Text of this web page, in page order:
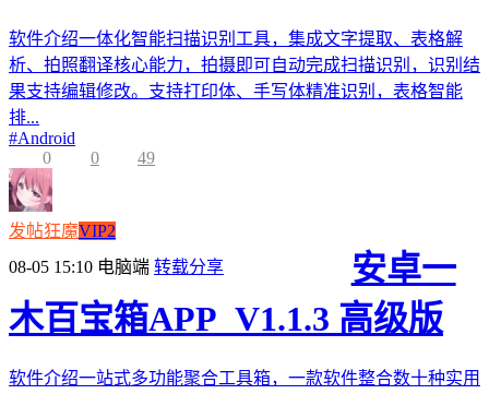
软件介绍一体化智能扫描识别工具，集成文字提取、表格解
析、拍照翻译核心能力，拍摄即可自动完成扫描识别，识别结
果支持编辑修改。支持打印体、手写体精准识别，表格智能
排...
#Android
0
0 49
发帖狂魔VIP2
08-05 15:10 电脑端 转载分享
安卓一
木百宝箱APP_V1.1.3 高级版
软件介绍一站式多功能聚合工具箱，一款软件整合数十种实用